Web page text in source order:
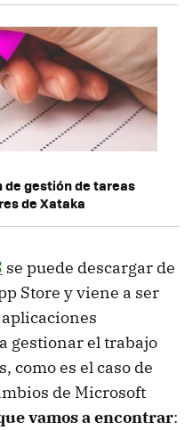
gestión de tareas
de Xataka
se puede descargar de
Store y viene a ser
gestionar el trabajo
como es el caso de
de Microsoft
vamos a encontrar: